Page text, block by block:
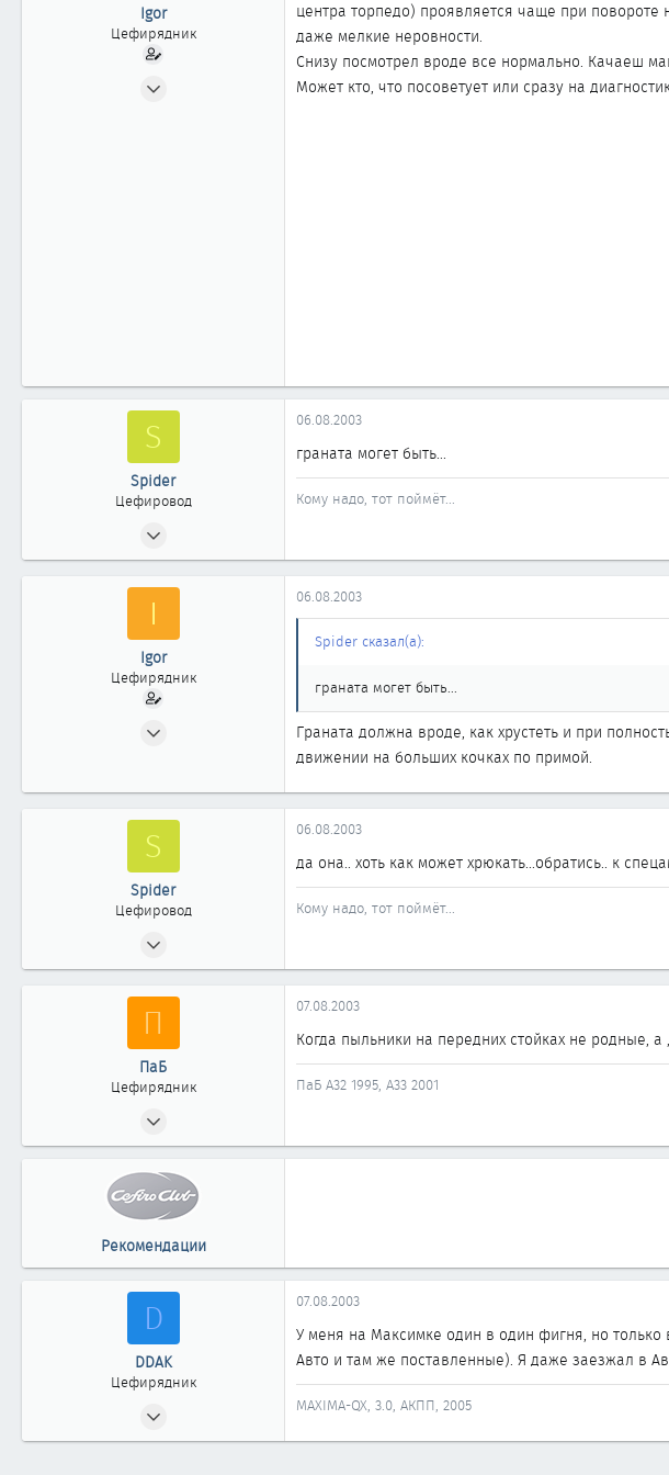
Igor
Цефирядник
центра торпедо) проявляется чаще при
даже мелкие неровности.
Снизу посмотрел вроде все нормально. Качаеш
Может кто, что посоветует или сразу на
S
Spider
Цефировод
875
Новокузнецк - Новосибирск
06.08.2003
граната могет быть...
Кому надо, тот поймёт...
I
Igor
Цефирядник
06.08.2003
Spider сказал(а):
граната могет быть...
Граната должна вроде, как хрустеть и при
движении на больших кочках по примой.
S
Spider
Цефировод
875
Новокузнецк - Новосибирск
06.08.2003
да она.. хоть как может хрюкать...обратись.. к
Кому надо, тот поймёт...
П
ПаБ
Цефирядник
109
07.08.2003
Когда пыльники на передних стойках не родные,
ПаБ А32 1995, А33 2001
Рекомендации
D
DDAK
Цефирядник
165
07.08.2003
У меня на Максимке один в один фигня, но
Авто и там же поставленные). Я даже заезжал в
MAXIMA-QX, 3.0, АКПП, 2005